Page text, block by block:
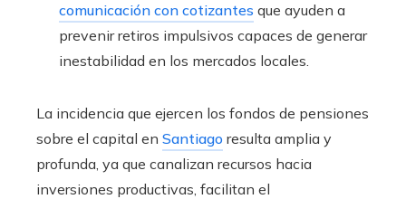
comunicación con cotizantes que ayuden a
prevenir retiros impulsivos capaces de generar
inestabilidad en los mercados locales.
La incidencia que ejercen los fondos de pensiones
sobre el capital en Santiago resulta amplia y
profunda, ya que canalizan recursos hacia
inversiones productivas, facilitan el